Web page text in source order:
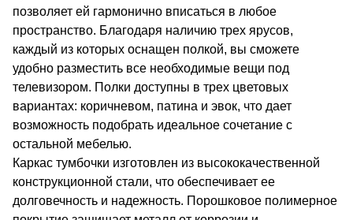
позволяет ей гармонично вписаться в любое
пространство. Благодаря наличию трех ярусов,
каждый из которых оснащен полкой, вы сможете
удобно разместить все необходимые вещи под
телевизором. Полки доступны в трех цветовых
вариантах: коричневом, патина и эвок, что дает
возможность подобрать идеальное сочетание с
остальной мебелью.
Каркас тумбочки изготовлен из высококачественной
конструкционной стали, что обеспечивает ее
долговечность и надежность. Порошковое полимерное